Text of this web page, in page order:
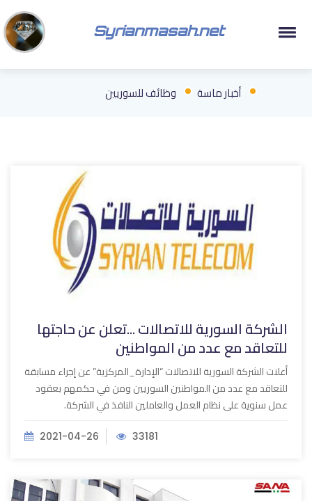
Syrianmasah.net
أخبار ماسة وظائف للسوريين
الشركة السورية للاتصالات ...تعلن عن حاجتها
للتعاقد مع عدد من المواطنين
أعلنت الشركة السورية للاتصالات “الإدارة_المركزية” عن إجراء مسابقة
للتعاقد مع عدد من المواطنين السوريين ومن في حكمهم بعقود
عمل سنوية على نظام العمل والعاملين النافذ في الشركة.
2021-04-26 33181